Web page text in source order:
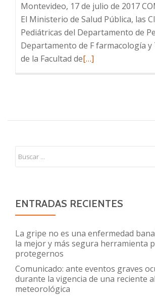
Montevideo, 17 de julio de 2017
El Ministerio de Salud Pública, las
Pediátricas del Departamento de
Departamento de F farmacología
de la Facultad deLeer
D
[…]
ENTRADAS RECIENTES
La gripe no es una enfermedad
la mejor y más segura herramienta
protegernos
Comunicado: ante eventos graves
durante la vigencia de una reciente
meteorológica